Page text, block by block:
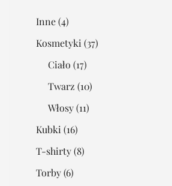
Inne(4)
Kosmetyki (37)
Ciało (17)
Twarz (10)
Włosy(11)
Kubki (16)
T-shirty(8)
Torby(6)